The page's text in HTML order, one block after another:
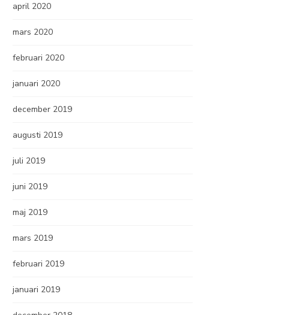
april 2020
mars 2020
februari 2020
januari 2020
december 2019
augusti 2019
juli 2019
juni 2019
maj 2019
mars 2019
februari 2019
januari 2019